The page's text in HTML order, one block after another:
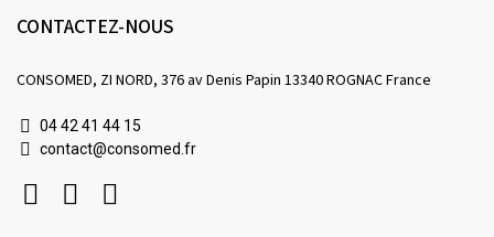
CONTACTEZ-NOUS
CONSOMED, ZI NORD, 376 av Denis Papin 13340 ROGNAC France
04 42 41 44 15
contact@consomed.fr